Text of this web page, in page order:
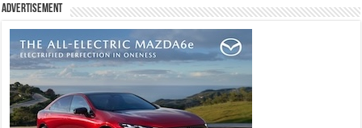
Advertisement